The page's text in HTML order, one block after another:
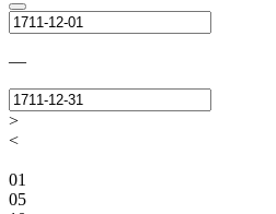
—
>
<
01
05